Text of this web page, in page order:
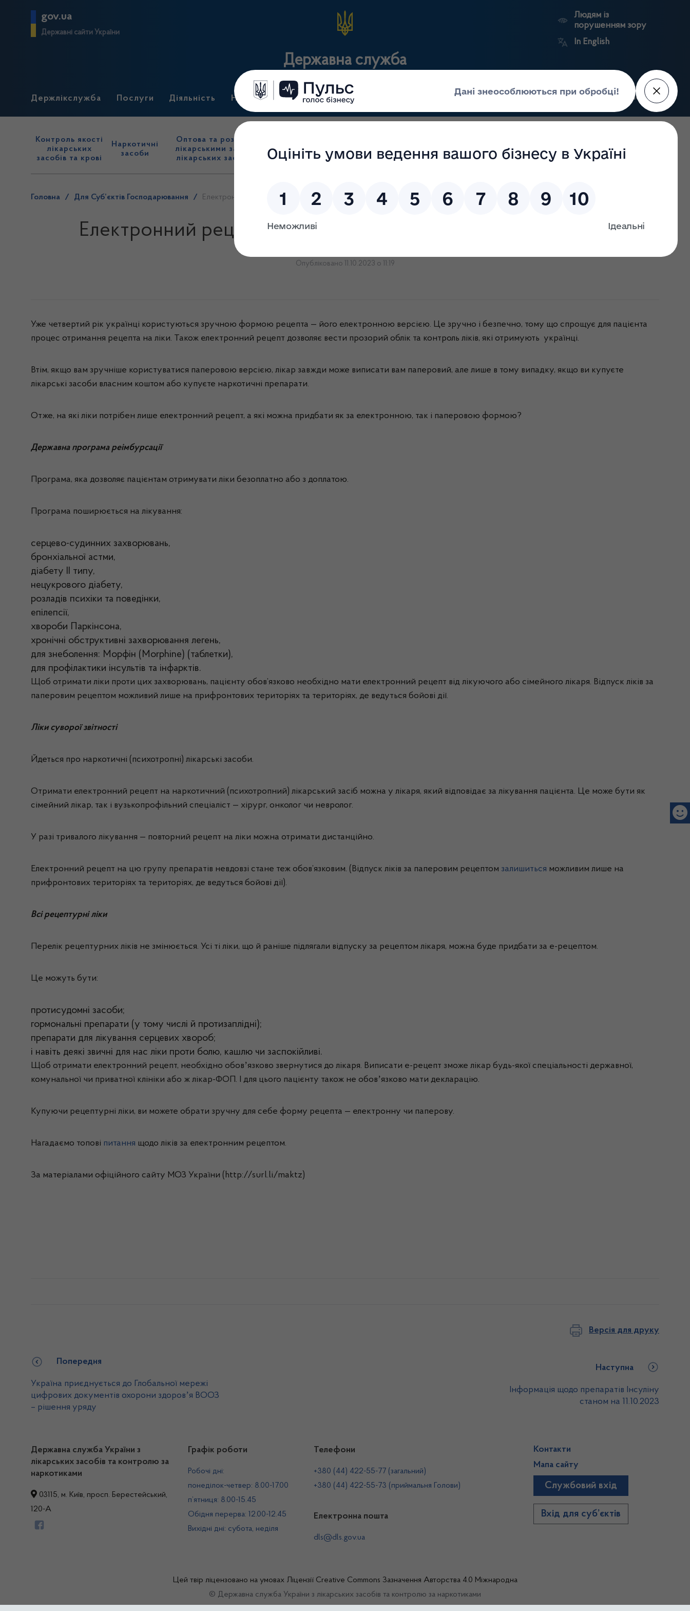
gov.ua
Державні сайти України
Державна служба
Людям із
порушенням зору
In English
Держлікслужба Послуги Діяльність Нормативні документи Для громадськості Прес-центр Пошук
Контроль якості
лікарських
засобів та крові
Наркотичні
засоби
Оптова та роздрібна торгівля
лікарськими засобами, імпорт
лікарських засобів (крім АФІ)
нагляд
(контроль)
засобів, крові та
сертифікація
нагляд
реєстри
портал
Держлікслужби
Головна / Для Суб’єктів Господарювання / Електронний рецепт: переваги й особливості користування
Електронний рецепт: переваги й особливості користування
Опубліковано 11.10.2023 о 11:19
Уже четвертий рік українці користуються зручною формою рецепта — його електронною версією. Це зручно і безпечно, тому що спрощує для пацієнта
процес отримання рецепта на ліки. Також електронний рецепт дозволяє вести прозорий облік та контроль ліків, які отримують українці.
Втім, якщо вам зручніше користуватися паперовою версією, лікар завжди може виписати вам паперовий, але лише в тому випадку, якщо ви купуєте
лікарські засоби власним коштом або купуєте наркотичні препарати.
Отже, на які ліки потрібен лише електронний рецепт, а які можна придбати як за електронною, так і паперовою формою?
Державна програма реімбурсації
Програма, яка дозволяє пацієнтам отримувати ліки безоплатно або з доплатою.
Програма поширюється на лікування:
серцево-судинних захворювань,
бронхіальної астми,
діабету II типу,
нецукрового діабету,
розладів психіки та поведінки,
епілепсії,
хвороби Паркінсона,
хронічні обструктивні захворювання легень,
для знеболення: Морфін (Morphine) (таблетки),
для профілактики інсультів та інфарктів.
Щоб отримати ліки проти цих захворювань, пацієнту обов’язково необхідно мати електронний рецепт від лікуючого або сімейного лікаря. Відпуск ліків за
паперовим рецептом можливий лише на прифронтових територіях та територіях, де ведуться бойові дії.
Ліки суворої звітності
Йдеться про наркотичні (психотропні) лікарські засоби.
Отримати електронний рецепт на наркотичний (психотропний) лікарський засіб можна у лікаря, який відповідає за лікування пацієнта. Це може бути як
сімейний лікар, так і вузькопрофільний спеціаліст — хірург, онколог чи невролог.
У разі тривалого лікування — повторний рецепт на ліки можна отримати дистанційно.
Електронний рецепт на цю групу препаратів невдовзі стане теж обов’язковим. (Відпуск ліків за паперовим рецептом залишиться можливим лише на
прифронтових територіях та територіях, де ведуться бойові дії).
Всі рецептурні ліки
Перелік рецептурних ліків не змінюється. Усі ті ліки, що й раніше підлягали відпуску за рецептом лікаря, можна буде придбати за е-рецептом.
Це можуть бути:
протисудомні засоби;
гормональні препарати (у тому числі й протизаплідні);
препарати для лікування серцевих хвороб;
і навіть деякі звичні для нас ліки проти болю, кашлю чи заспокійливі.
Щоб отримати електронний рецепт, необхідно обовʼязково звернутися до лікаря. Виписати е-рецепт зможе лікар будь-якої спеціальності державної,
комунальної чи приватної клініки або ж лікар-ФОП. І для цього пацієнту також не обовʼязково мати декларацію.
Купуючи рецептурні ліки, ви можете обрати зручну для себе форму рецепта — електронну чи паперову.
Нагадаємо топові питання щодо ліків за електронним рецептом.
За матеріалами офіційного сайту МОЗ України (http://surl.li/maktz)
Версія для друку
Попередня
Україна приєднується до Глобальної мережі
цифрових документів охорони здоровʼя ВООЗ
– рішення уряду
Наступна
Інформація щодо препаратів Інсуліну
станом на 11.10.2023
Державна служба України з
лікарських засобів та контролю за
наркотиками
03115, м. Київ, просп. Берестейський,
120-А
Графік роботи
Робочі дні:
понеділок-четвер: 8.00-17.00
п’ятниця: 8.00-15.45
Обідня перерва: 12.00-12.45
Вихідні дні: субота, неділя
Телефони
+380 (44) 422-55-77 (загальний)
+380 (44) 422-55-73 (приймальня Голови)
Електронна пошта
dls@dls.gov.ua
Контакти
Мапа сайту
Службовий вхід
Вхід для суб’єктів
Цей твір ліцензовано на умовах Ліцензії Creative Commons Зазначення Авторства 4.0 Міжнародна
© Державна служба України з лікарських засобів та контролю за наркотиками